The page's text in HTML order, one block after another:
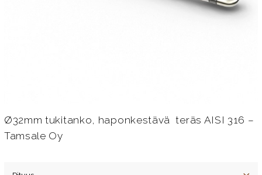
Ø32mm tukitanko, haponkestävä teräs AISI 316 –
Tamsale Oy